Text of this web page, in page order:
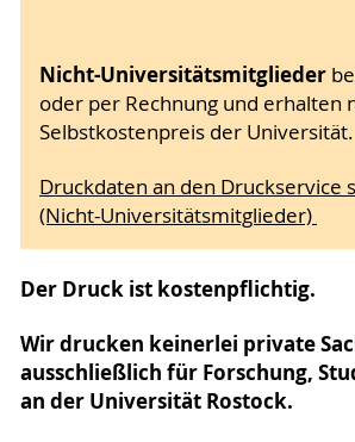
Nicht-Universitätsmitglieder
oder per Rechnung und erhalten
Selbstkostenpreis der Universität.
Druckdaten an den Druckservice
(Nicht-Universitätsmitglieder)
Der Druck ist kostenpflichtig.
Wir drucken keinerlei private
ausschließlich für Forschung,
an der Universität Rostock.